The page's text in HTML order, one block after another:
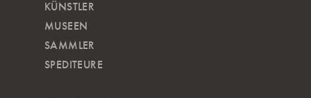
KÜNSTLER
MUSEEN
SAMMLER
SPEDITEURE